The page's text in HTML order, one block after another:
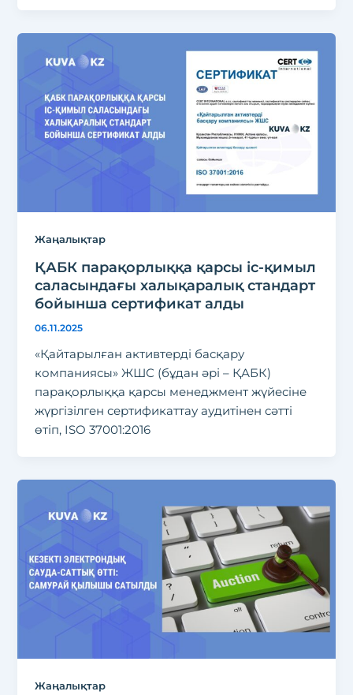
Жаңалықтар
ҚАБК парақорлыққа қарсы іс-қимыл
саласындағы халықаралық стандарт
бойынша сертификат алды
06.11.2025
«Қайтарылған активтерді басқару
компаниясы» ЖШС (бұдан әрі – ҚАБК)
парақорлыққа қарсы менеджмент жүйесіне
жүргізілген сертификаттау аудитінен сәтті
өтіп, ISO 37001:2016
Жаңалықтар